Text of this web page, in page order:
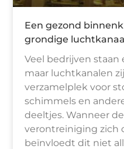
Een gezond
grondige
Veel bedrijven staan
maar luchtkanalen
verzamelplek voor
schimmels en
deeltjes. Wanneer
verontreiniging zich
beïnvloedt dit niet